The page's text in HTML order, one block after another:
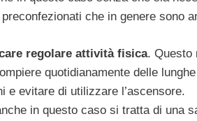
che in genere sono
regolare attività fisica. Questo
quotidianamente delle
e evitare di utilizzare l’ascensore.
in questo caso si tratta di una